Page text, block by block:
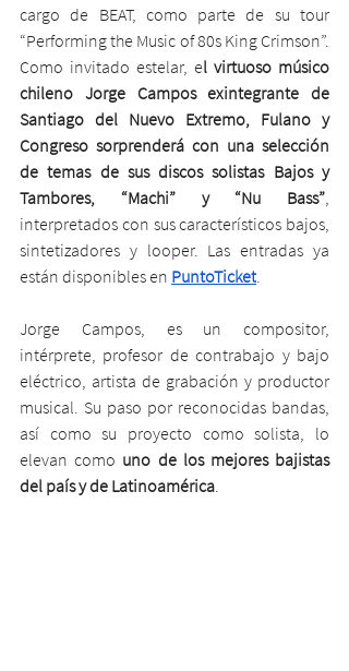
cargo de BEAT, como parte de su tour
“Performing the Music of 80s King Crimson”.
Como invitado estelar, el virtuoso músico
chileno Jorge Campos exintegrante de
Santiago del Nuevo Extremo, Fulano y
Congreso sorprenderá con una selección
de temas de sus discos solistas Bajos y
Tambores, “Machi” y “Nu Bass”,
interpretados con sus característicos bajos,
sintetizadores y looper. Las entradas ya
están disponibles en PuntoTicket.
Jorge Campos, es un compositor,
intérprete, profesor de contrabajo y bajo
eléctrico, artista de grabación y productor
musical. Su paso por reconocidas bandas,
así como su proyecto como solista, lo
elevan como uno de los mejores bajistas
del país y de Latinoamérica.